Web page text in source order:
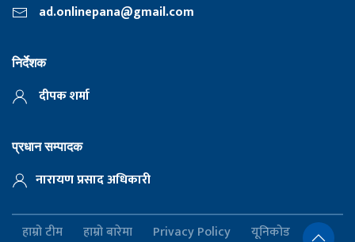
ad.onlinepana@gmail.com
निर्देशक
दीपक शर्मा
प्रधान सम्पादक
नारायण प्रसाद अधिकारी
हाम्रो टीम हाम्रो बारेमा Privacy Policy यूनिकोड